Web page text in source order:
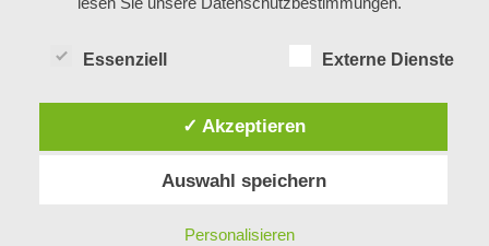
Essenziell Externe Dienste
✓ Akzeptieren
Auswahl speichern
Personalisieren